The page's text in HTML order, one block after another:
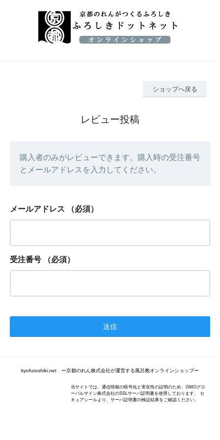
ショップへ戻る
レビュー投稿
購入者のみがレビューできます。購入時の受注番号
とメールアドレスを入力してください。
メールアドレス （必須）
受注番号 （必須）
kyofuroshiki.net ー京都のれん株式会社が運営する風呂敷オンラインショップー
当サイトでは、通信情報の暗号化と実在性の証明のため、GMOグロ
ーバルサイン株式会社のSSLサーバ証明書を使用しております。 セ
キュアシールより、サーバ証明書の検証結果をご確認ください。